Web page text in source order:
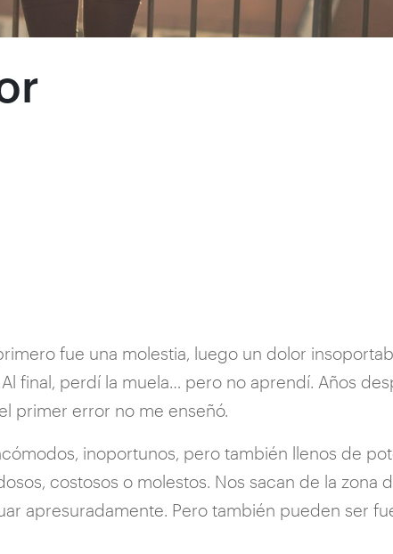
fue una molestia, luego un dolor
final, perdí la muela… pero no aprendí. Años
primer error no me enseñó.
inoportunos, pero también llenos de
costosos o molestos. Nos sacan de la zona
apresuradamente. Pero también pueden ser